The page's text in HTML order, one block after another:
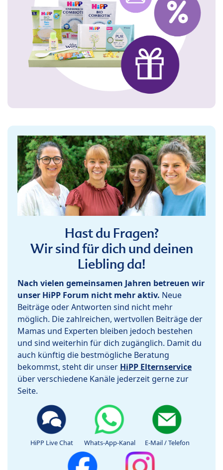
Hast du Fragen?
Wir sind für dich und deinen
Liebling da!
Nach vielen gemeinsamen Jahren betreuen wir
unser HiPP Forum nicht mehr aktiv. Neue
Beiträge oder Antworten sind nicht mehr
möglich. Die zahlreichen, wertvollen Beiträge der
Mamas und Experten bleiben jedoch bestehen
und sind weiterhin für dich zugänglich. Damit du
auch künftig die bestmögliche Beratung
bekommst, steht dir unser HiPP Elternservice
über verschiedene Kanäle jederzeit gerne zur
Seite.
HiPP Live Chat Whats-App-Kanal E-Mail / Telefon